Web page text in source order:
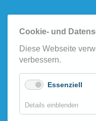
Cookie- und
Diese Webseite
verbessern.
Essenziell
Details einblendenfür